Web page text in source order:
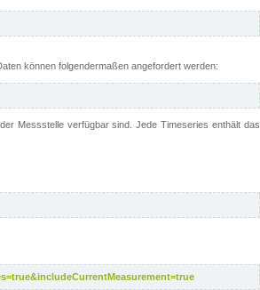
können folgendermaßen angefordert werden:
Messstelle verfügbar sind. Jede Timeseries enthält das